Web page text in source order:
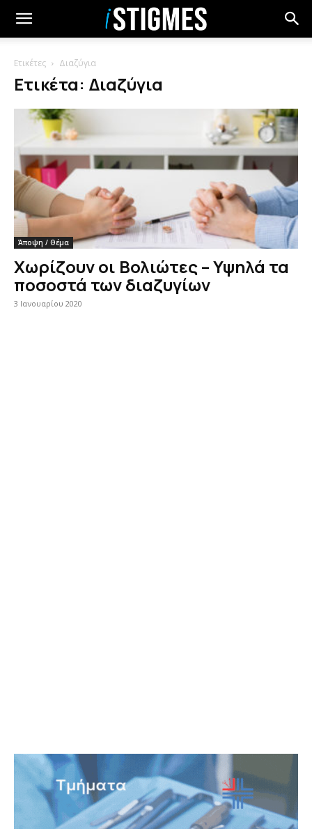
Ετικέτες Διαζύγια
Ετικέτα: Διαζύγια
Άποψη / Θέμα
Χωρίζουν οι Βολιώτες – Υψηλά τα
ποσοστά των διαζυγίων
3 Ιανουαρίου 2020